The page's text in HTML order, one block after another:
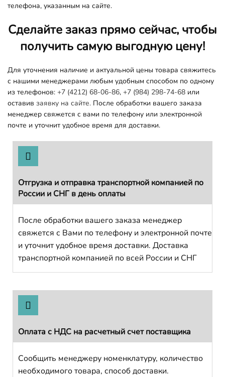
телефона, указанным на сайте.
Сделайте заказ прямо сейчас, чтобы
получить самую выгодную цену!
Для уточнения наличие и актуальной цены товара свяжитесь
с нашими менеджерами любым удобным способом по одному
из телефонов: +7 (4212) 68-06-86, +7 (984) 298-74-68 или
оставив заявку на сайте. После обработки вашего заказа
менеджер свяжется с вами по телефону или электронной
почте и уточнит удобное время для доставки.
Отгрузка и отправка транспортной компанией по
России и СНГ в день оплаты
После обработки вашего заказа менеджер
свяжется с Вами по телефону и электронной почте
и уточнит удобное время доставки. Доставка
транспортной компанией по всей России и СНГ
Оплата с НДС на расчетный счет поставщика
Сообщить менеджеру номенклатуру, количество
необходимого товара, способ доставки.